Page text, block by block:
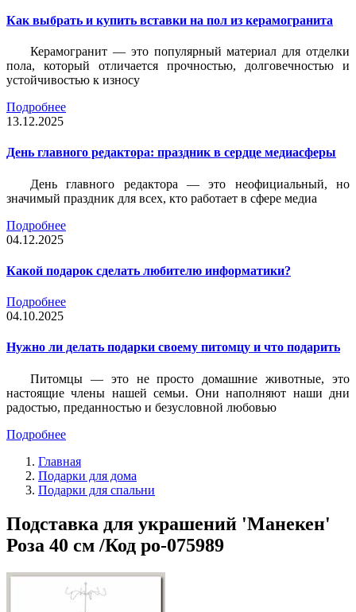
Как выбрать и купить вставки на пол из керамогранита
Керамогранит — это популярный материал для отделки
пола, который отличается прочностью, долговечностью и
устойчивостью к износу
Подробнее
13.12.2025
День главного редактора: праздник в сердце медиасферы
День главного редактора — это неофициальный, но
значимый праздник для всех, кто работает в сфере медиа
Подробнее
04.12.2025
Какой подарок сделать любителю информатики?
Подробнее
04.10.2025
Нужно ли делать подарки своему питомцу и что подарить
Питомцы — это не просто домашние животные, это
настоящие члены нашей семьи. Они наполняют наши дни
радостью, преданностью и безусловной любовью
Подробнее
Главная
Подарки для дома
Подарки для спальни
Подставка для украшений 'Манекен'
Роза 40 см /Код po-075989